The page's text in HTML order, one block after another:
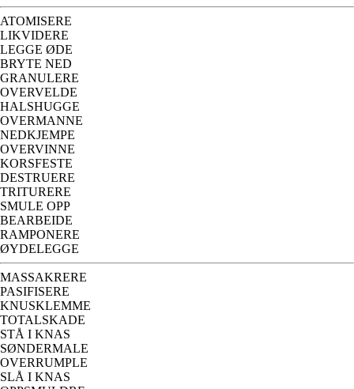
ATOMISERE
LIKVIDERE
LEGGE ØDE
BRYTE NED
GRANULERE
OVERVELDE
HALSHUGGE
OVERMANNE
NEDKJEMPE
OVERVINNE
KORSFESTE
DESTRUERE
TRITURERE
SMULE OPP
BEARBEIDE
RAMPONERE
ØYDELEGGE
MASSAKRERE
PASIFISERE
KNUSKLEMME
TOTALSKADE
STÅ I KNAS
SØNDERMALE
OVERRUMPLE
SLÅ I KNAS